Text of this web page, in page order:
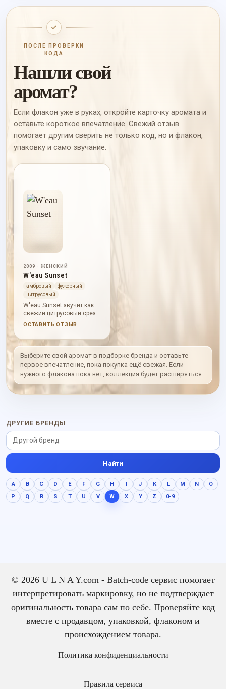
ПОСЛЕ ПРОВЕРКИ
КОДА
Нашли свой
аромат?
Если флакон уже в руках, откройте карточку аромата и
оставьте короткое впечатление. Свежий отзыв
помогает другим сверить не только код, но и флакон,
упаковку и само звучание.
2009 · ЖЕНСКИЙ
W'eau Sunset
амбровый
фужерный
цитрусовый
W'eau Sunset звучит как
свежий цитрусовый срез,
в котором мандарин,
охлаждены мятой.
Следом появляется
сочная тропическая грань
с белыми цветами, а база
ложится теплее: амбра,
сандал и вирджинский
кедр делают аромат чище,
суше и спокойнее.
ОСТАВИТЬ ОТЗЫВ
Выберите свой аромат в подборке бренда и оставьте
первое впечатление, пока покупка ещё свежая. Если
нужного флакона пока нет, коллекция будет расширяться.
ДРУГИЕ БРЕНДЫ
Найти
A B C D E F G H I J K L M N
O
P
Q R S T U V W X Y Z 0-9
© 2026 U L N A Y.com - Batch-code сервис помогает
интерпретировать маркировку, но не подтверждает
оригинальность товара сам по себе. Проверяйте код
вместе с продавцом, упаковкой, флаконом и
происхождением товара.
Политика конфиденциальности
Правила сервиса